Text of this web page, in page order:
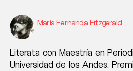
María Fernanda Fitzgerald
Literata con Maestría en
Universidad de los Andes.